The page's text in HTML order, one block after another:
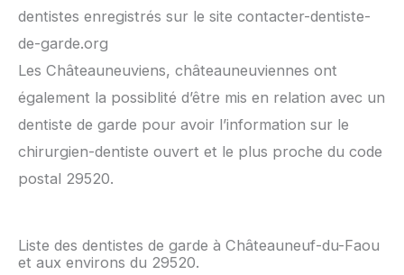
dentistes enregistrés sur le site contacter-dentiste-
de-garde.org
Les Châteauneuviens, châteauneuviennes ont
également la possiblité d’être mis en relation avec un
dentiste de garde pour avoir l’information sur le
chirurgien-dentiste ouvert et le plus proche du code
postal 29520.
Liste des dentistes de garde à Châteauneuf-du-Faou
et aux environs du 29520.